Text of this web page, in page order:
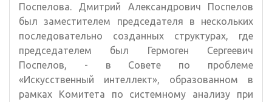
Поспелова. Дмитрий Александрович Поспелов
был заместителем председателя в нескольких
последовательно созданных структурах, где
председателем был Гермоген Сергеевич
Поспелов, - в Совете по проблеме
«Искусственный интеллект», образованном в
рамках Комитета по системному анализу при